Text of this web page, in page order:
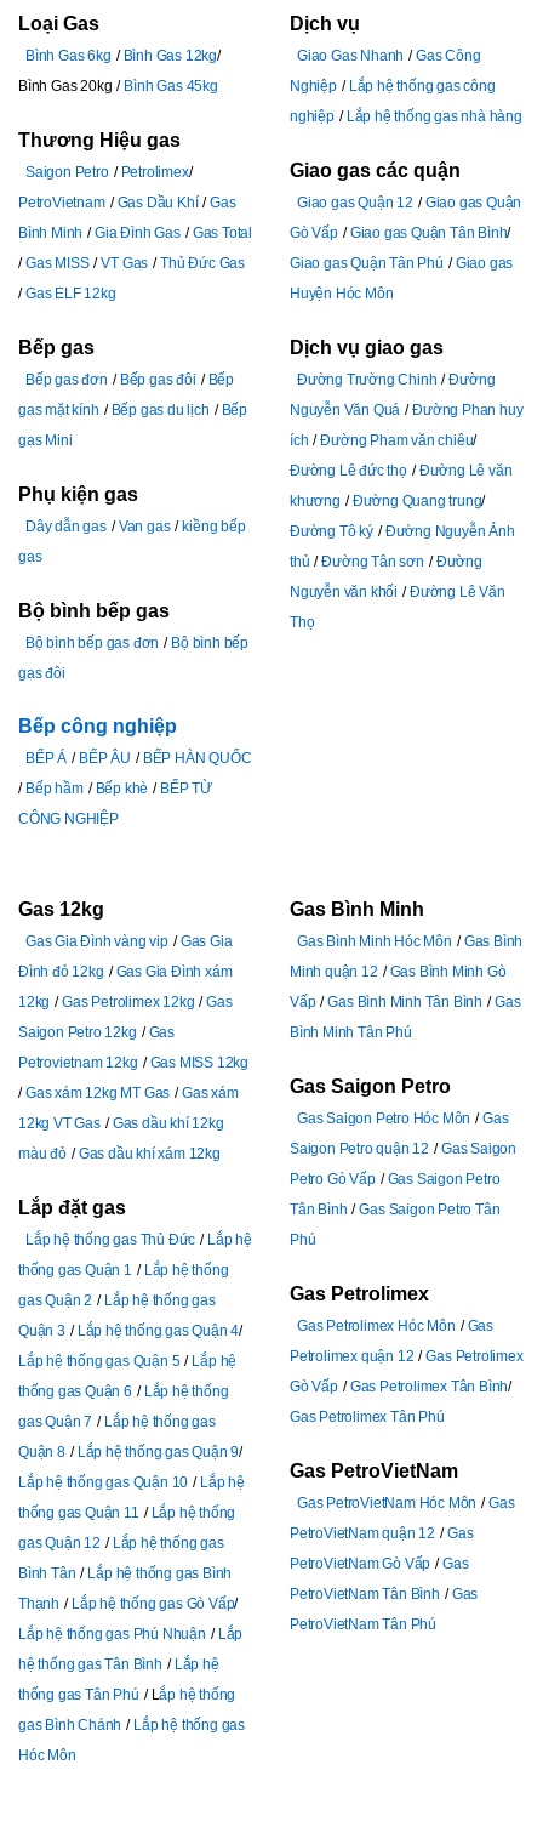
Loại Gas
Bình Gas 6kg
Bình Gas 12kg
Bình Gas 20kg
Bình Gas 45kg
Thương Hiệu gas
Saigon Petro
Petrolimex
PetroVietnam
Gas Dầu Khí
Gas
Bình Minh
Gia Đình Gas
Gas Total
Gas MISS
VT Gas
Thủ Đức Gas
Gas ELF 12kg
Bếp gas
Bếp gas đơn Bếp gas đôi
Bếp
gas mặt kính
Bếp gas du lịch
Bếp
gas Mini
Phụ kiện gas
Dây dẫn gas Van gas
kiềng bếp
gas
Bộ bình bếp gas
Bộ bình bếp gas đơn
Bộ bình bếp
gas đôi
Bếp công nghiệp
BẾP Á BẾP ÂU
BẾP HÀN QUỐC
Bếp hầm
Bếp khè
BẾP TỪ
CÔNG NGHIỆP
Dịch vụ
Giao Gas Nhanh
Gas Công
Nghiệp
Lắp hệ thống gas công
nghiệp
Lắp hệ thống gas nhà hàng
Giao gas các quận
Giao gas Quận 12
Giao gas Quận
Gò Vấp
Giao gas Quận Tân Bình
Giao gas Quận Tân Phú
Giao gas
Huyện Hóc Môn
Dịch vụ giao gas
Đường Trường Chinh
Đường
Nguyễn Văn Quá
Đường Phan huy
ích
Đường Pham văn chiêu
Đường Lê đức thọ
Đường Lê văn
khương
Đường Quang trung
Đường Tô ký
Đường Nguyễn Ảnh
thủ
Đường Tân sơn
Đường
Nguyễn văn khối
Đường Lê Văn
Thọ
Gas 12kg
Gas Gia Đình vàng vip
Gas Gia
Đình đỏ 12kg
Gas Gia Đình xám
12kg
Gas Petrolimex 12kg
Gas
Saigon Petro 12kg
Gas
Petrovietnam 12kg
Gas MISS 12kg
Gas xám 12kg MT Gas
Gas xám
12kg VT Gas
Gas dầu khí 12kg
màu đỏ
Gas dầu khí xám 12kg
Lắp đặt gas
Lắp hệ thống gas Thủ Đức
Lắp hệ
thống gas Quận 1
Lắp hệ thống
gas Quận 2
Lắp hệ thống gas
Quận 3
Lắp hệ thống gas Quận 4
Lắp hệ thống gas Quận 5
Lắp hệ
thống gas Quận 6
Lắp hệ thống
gas Quận 7
Lắp hệ thống gas
Quận 8
Lắp hệ thống gas Quận 9
Lắp hệ thống gas Quận 10
Lắp hệ
thống gas Quận 11
Lắp hệ thống
gas Quận 12
Lắp hệ thống gas
Bình Tân
Lắp hệ thống gas Bình
Thạnh
Lắp hệ thống gas Gò Vấp
Lắp hệ thống gas Phú Nhuận
Lắp
hệ thống gas Tân Bình
Lắp hệ
thống gas Tân Phú
Lắp hệ thống
gas Bình Chánh
Lắp hệ thống gas
Hóc Môn
Gas Bình Minh
Gas Bình Minh Hóc Môn
Gas Bình
Minh quận 12
Gas Bình Minh Gò
Vấp
Gas Bình Minh Tân Bình
Gas
Bình Minh Tân Phú
Gas Saigon Petro
Gas Saigon Petro Hóc Môn
Gas
Saigon Petro quận 12
Gas Saigon
Petro Gò Vấp
Gas Saigon Petro
Tân Bình
Gas Saigon Petro Tân
Phú
Gas Petrolimex
Gas Petrolimex Hóc Môn
Gas
Petrolimex quận 12
Gas Petrolimex
Gò Vấp
Gas Petrolimex Tân Bình
Gas Petrolimex Tân Phú
Gas PetroVietNam
Gas PetroVietNam Hóc Môn
Gas
PetroVietNam quận 12
Gas
PetroVietNam Gò Vấp
Gas
PetroVietNam Tân Bình
Gas
PetroVietNam Tân Phú